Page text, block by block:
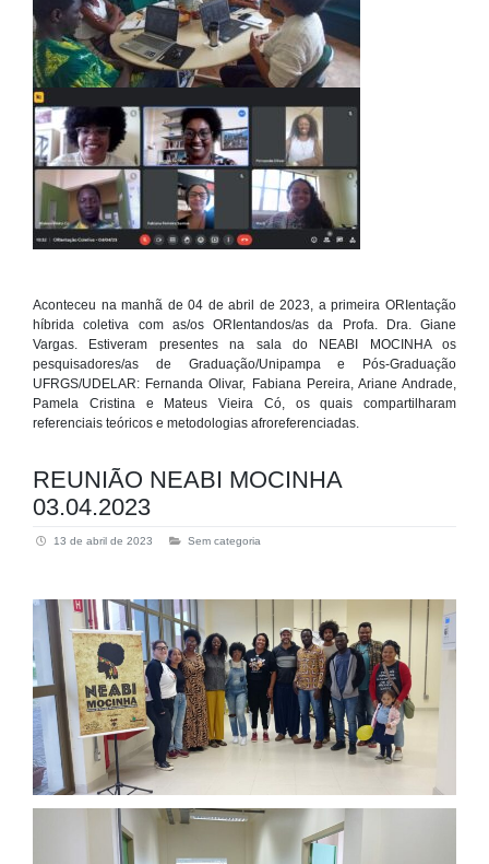
Aconteceu na manhã de 04 de abril de 2023, a primeira ORIentação
híbrida coletiva com as/os ORIentandos/as da Profa. Dra. Giane
Vargas. Estiveram presentes na sala do NEABI MOCINHA os
pesquisadores/as de Graduação/Unipampa e Pós-Graduação
UFRGS/UDELAR: Fernanda Olivar, Fabiana Pereira, Ariane Andrade,
Pamela Cristina e Mateus Vieira Có, os quais compartilharam
referenciais teóricos e metodologias afroreferenciadas.
REUNIÃO NEABI MOCINHA
03.04.2023
13 de abril de 2023 Sem categoria